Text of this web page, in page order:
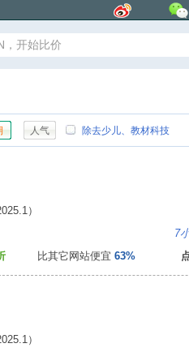
人气 除去少儿、教材科技
）
： 7
比其它网站便宜 63%
）